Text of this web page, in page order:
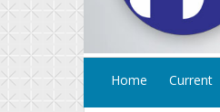
Home Current